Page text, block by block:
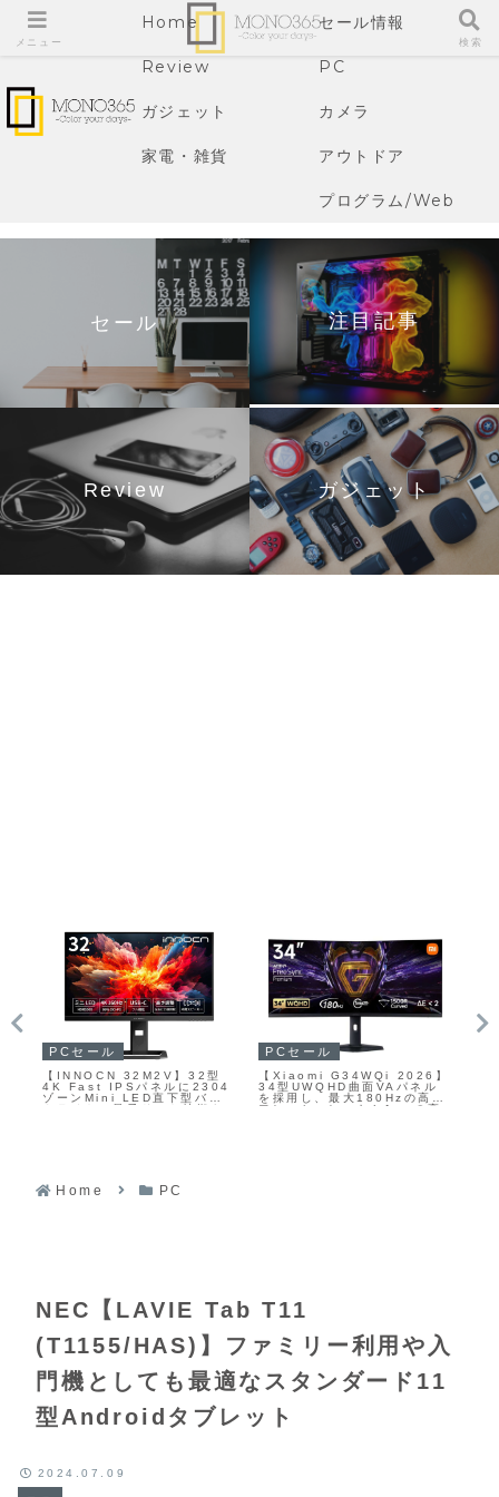
Home セール情報
Review PC
ガジェット カメラ
家電・雑貨 アウトドア
プログラム/Web
セール 注目記事
Review ガジェット
PCセール
【INNOCN 32M2V】32型
4K Fast IPSパネルに2304
ゾーンMini LED直下型バッ
クライトと量子ドット技術を
PCセール
【Xiaomi G34WQi 2026】
34型UWQHD曲面VAパネル
を採用し、最大180Hzの高リ
フレッシュレートと1msの高
Home PC
NEC【LAVIE Tab T11
(T1155/HAS)】ファミリー利用や入
門機としても最適なスタンダード11
型Androidタブレット
2024.07.09
メニュー 検索